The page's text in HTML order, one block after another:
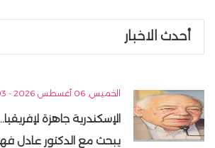
أحدث الاخبار
الخميس, 06 أغسطس 2026 - 11:03 م
الإسكندرية جاهزة
يبحث مع الدكتور عادل